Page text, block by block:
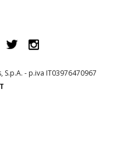
- p.iva IT03976470967